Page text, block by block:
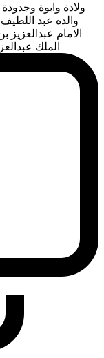
ولادة وابوة
والده عبد
الامام
الملك